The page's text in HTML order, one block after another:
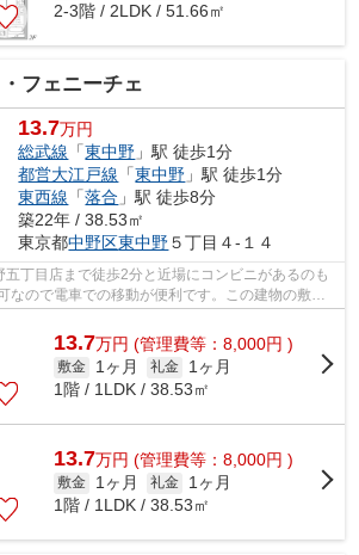
2-3階 / 2LDK / 51.66㎡
フェニーチェ
13.7万円
総武線 「東中野 」駅 徒歩1分
都営大江戸線 「東中野 」駅 徒歩1分
東西線 「落合 」駅 徒歩8分
築22年 / 38.53㎡
東京都中野区東中野５丁目４-１４
五丁目店まで徒歩2分と近場にコンビニがあるのも
なので電車での移動が便利です。この建物の敷地
。陽当たりが...
13.7万円 (管理費等：8,000円 )
敷金 1ヶ月 礼金
1ヶ月
1階 / 1LDK / 38.53㎡
13.7万円 (管理費等：8,000円 )
敷金 1ヶ月 礼金
1ヶ月
1階 / 1LDK / 38.53㎡